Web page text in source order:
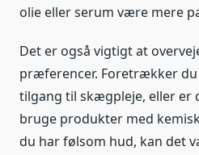
olie eller serum være mere
Det er også vigtigt at
præferencer. Foretrækker
tilgang til skægpleje, eller er
bruge produkter med
du har følsom hud, kan det